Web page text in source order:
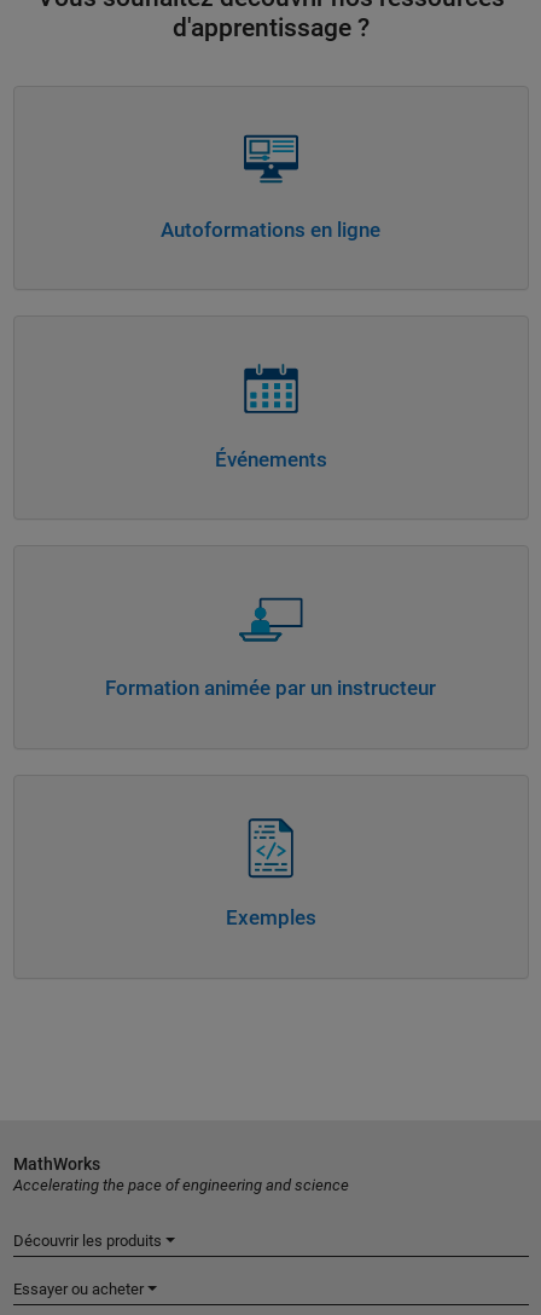
d'apprentissage ?
Autoformations en ligne
Événements
Formation animée par un instructeur
Exemples
MathWorks
Accelerating the pace of engineering and science
Découvrir les produits
Essayer ou acheter